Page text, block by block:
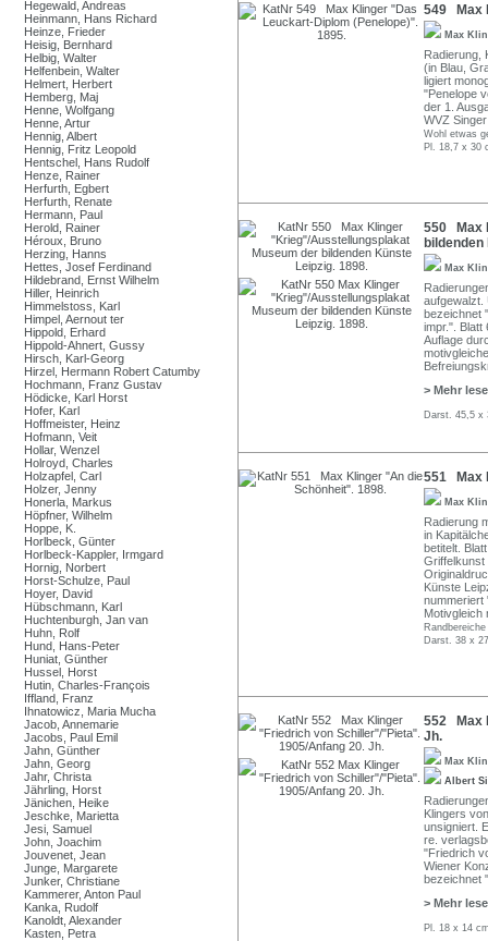
Hegewald, Andreas
Heinmann, Hans Richard
Heinze, Frieder
Heisig, Bernhard
Helbig, Walter
Helfenbein, Walter
Helmert, Herbert
Hemberg, Maj
Henne, Wolfgang
Henne, Artur
Hennig, Albert
Hennig, Fritz Leopold
Hentschel, Hans Rudolf
Henze, Rainer
Herfurth, Egbert
Herfurth, Renate
Hermann, Paul
Herold, Rainer
Héroux, Bruno
Herzing, Hanns
Hettes, Josef Ferdinand
Hildebrand, Ernst Wilhelm
Hiller, Heinrich
Himmelstoss, Karl
Himpel, Aernout ter
Hippold, Erhard
Hippold-Ahnert, Gussy
Hirsch, Karl-Georg
Hirzel, Hermann Robert Catumby
Hochmann, Franz Gustav
Hödicke, Karl Horst
Hofer, Karl
Hoffmeister, Heinz
Hofmann, Veit
Hollar, Wenzel
Holroyd, Charles
Holzapfel, Carl
Holzer, Jenny
Honerla, Markus
Höpfner, Wilhelm
Hoppe, K.
Horlbeck, Günter
Horlbeck-Kappler, Irmgard
Hornig, Norbert
Horst-Schulze, Paul
Hoyer, David
Hübschmann, Karl
Huchtenburgh, Jan van
Huhn, Rolf
Hund, Hans-Peter
Huniat, Günther
Hussel, Horst
Hutin, Charles-François
Iffland, Franz
Ihnatowicz, Maria Mucha
Jacob, Annemarie
Jacobs, Paul Emil
Jahn, Günther
Jahn, Georg
Jahr, Christa
Jährling, Horst
Jänichen, Heike
Jeschke, Marietta
Jesi, Samuel
John, Joachim
Jouvenet, Jean
Junge, Margarete
Junker, Christiane
Kammerer, Anton Paul
Kanka, Rudolf
Kanoldt, Alexander
Kasten, Petra
549 Max
Max
Radierung,
(in Blau,
ligiert
"Penelope
der 1.
WVZ
Wohl etwas
Pl. 18,7 x 30
550 Max
Max
aufgewalzt.
bezeichnet
impr.". Blatt
Auflage
> Mehr
Darst. 45,5 x
551 Max
Max
Radierung
in
betitelt.
Griffelkunst
Künste
nummeriert
Motivgleich
Darst. 38 x
552 Max
Jh.
Max
Albert
Klingers
unsigniert.
re.
"Friedrich
Wiener
bezeichnet
> Mehr
Pl. 18 x 14